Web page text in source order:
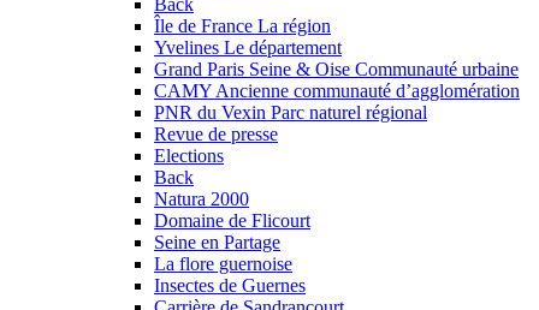
Back
Île de France La région
Yvelines Le département
Grand Paris Seine & Oise Communauté urbaine
CAMY Ancienne communauté d’agglomération
PNR du Vexin Parc naturel régional
Revue de presse
Elections
Back
Natura 2000
Domaine de Flicourt
Seine en Partage
La flore guernoise
Insectes de Guernes